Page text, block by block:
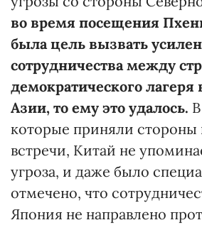
во время посещения
была цель вызвать
сотрудничества между
демократического лагеря
Азии, то ему это удалось.
которые приняли стороны
встречи, Китай не
угроза, и даже было
отмечено, что
Япония не направлено